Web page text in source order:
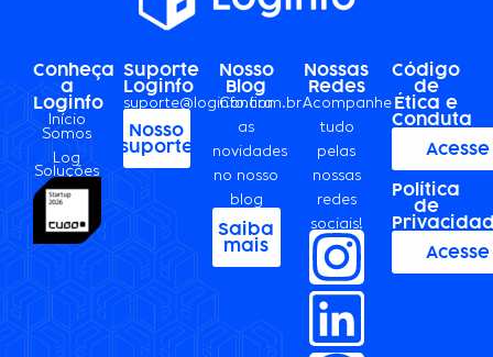
Conheça
a
Loginfo
Início
Somos
Log
Soluções
Suporte
Loginfo
suporte@loginfo.com.br
Nosso
suporte
Nosso
Blog
Confira
as
novidades
no nosso
blog
Saiba
mais
Nossas
Redes
Acompanhe
tudo
pelas
nossas
redes
sociais!
Código
de
Ética e
Conduta
Política
de